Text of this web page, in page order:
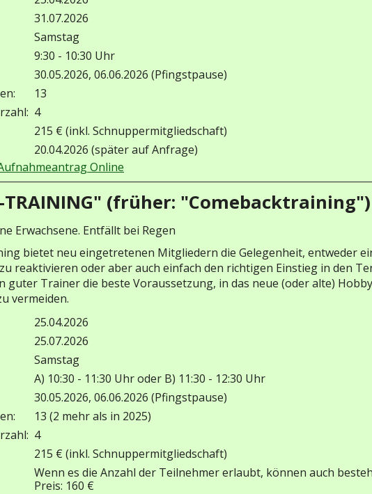
31.07.2026
Samstag
9:30 - 10:30 Uhr
30.05.2026, 06.06.2026 (Pfingstpause)
13
4
215 € (inkl. Schnuppermitgliedschaft)
20.04.2026 (später auf Anfrage)
Online
TRAINING" (früher: "Comebacktraining")
Erwachsene. Entfällt bei Regen
bietet neu eingetretenen Mitgliedern die Gelegenheit, entweder
reaktivieren oder aber auch einfach den richtigen Einstieg in den
guter Trainer die beste Voraussetzung, in das neue (oder alte)
vermeiden.
25.04.2026
25.07.2026
Samstag
A) 10:30 - 11:30 Uhr oder B) 11:30 - 12:30 Uhr
30.05.2026, 06.06.2026 (Pfingstpause)
13 (2 mehr als in 2025)
4
215 € (inkl. Schnuppermitgliedschaft)
Wenn es die Anzahl der Teilnehmer erlaubt, können auch
Preis: 160 €